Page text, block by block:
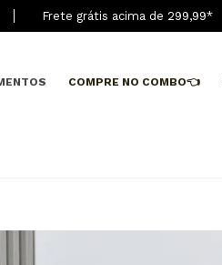
Frete grátis acima de 299,99*
COMPRE NO COMBO👈